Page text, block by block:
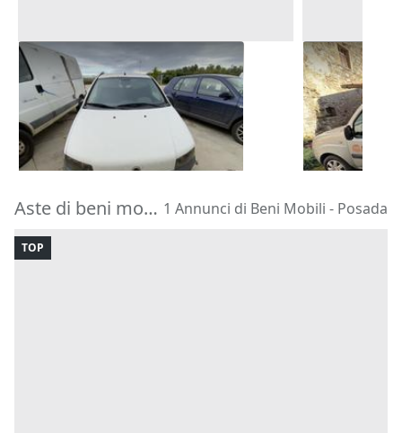
Fiat Punto Van
Trani (Barletta Andria Trani)
95 €
21/09/2026
Autocarro
Taipana
400 €
28/08/2026
Aste di beni mobili Posada 1 Annunci di Beni Mobili - Posada
TOP